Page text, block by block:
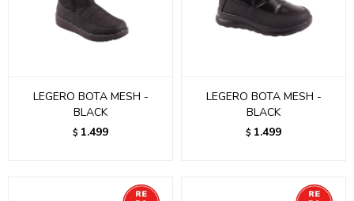
LEGERO BOTA MESH -
BLACK
$ 1.499
LEGERO BOTA MESH -
BLACK
$ 1.499